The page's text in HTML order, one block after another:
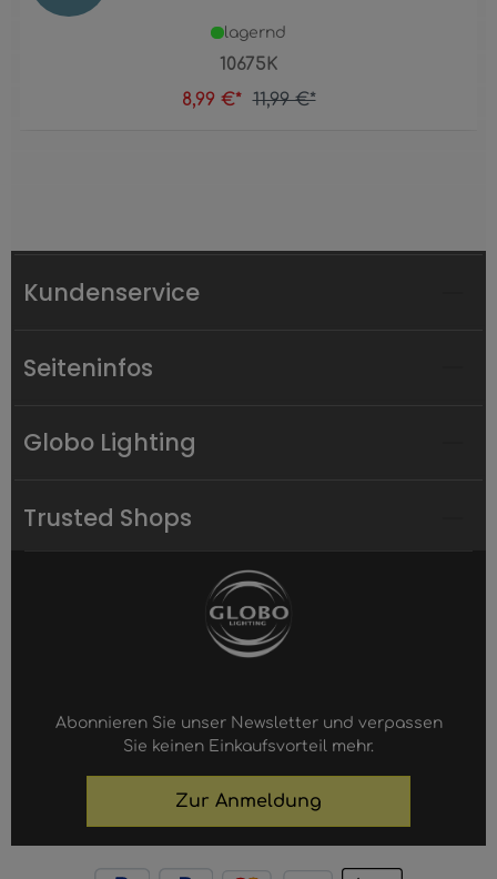
10675K
lagernd
8,99 €* 11,99 €*
Kundenservice
Seiteninfos
Globo Lighting
Trusted Shops
Abonnieren Sie unser Newsletter und verpassen
Sie keinen Einkaufsvorteil mehr.
Zur Anmeldung